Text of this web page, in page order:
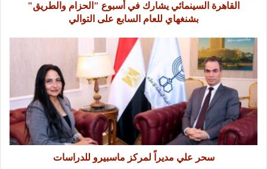
القاهرة السينمائي يشارك في أسبوع "الحزام والطريق"
بشنغهاي للعام السابع على التوالي
سحر علي مديراً لمركز ماسبيرو للدراسات